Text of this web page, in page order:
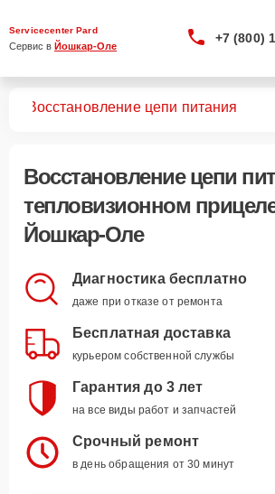
Servicecenter Pard
Сервис в Йошкар-Оле
+7 (800)
Восстановление цепи питания
Восстановление цепи
тепловизионном
Йошкар-Оле
Диагностика бесплатно
даже при отказе от ремонта
Бесплатная доставка
курьером собственной службы
Гарантия до 3 лет
на все виды работ и запчастей
Срочный ремонт
в день обращения от 30 минут